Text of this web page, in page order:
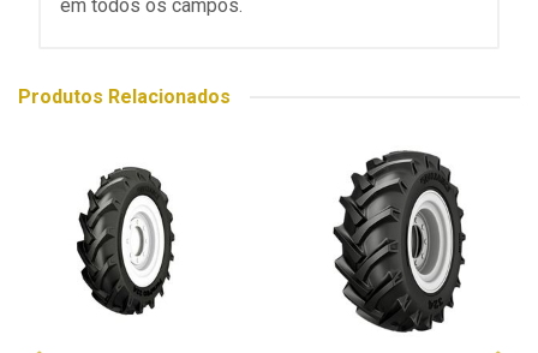
em todos os campos.
Produtos Relacionados